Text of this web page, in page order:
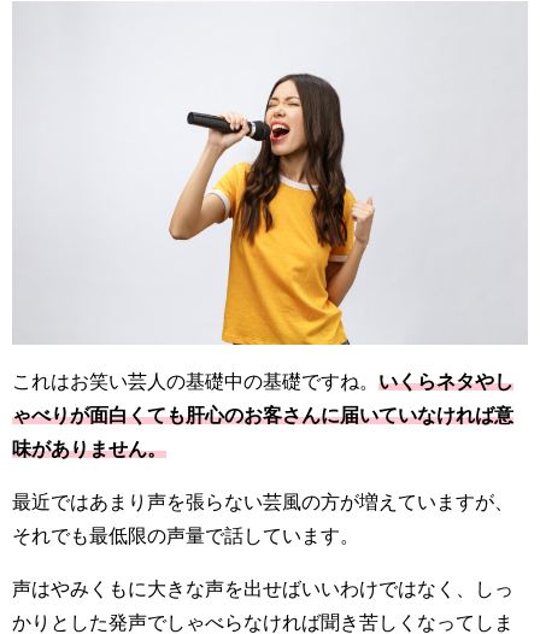
これはお笑い芸人の基礎中の基礎ですね。 いくらネタやし
ゃべりが面白くても肝心のお客さんに届いていなければ意
味がありません。
最近ではあまり声を張らない芸風の方が増えていますが、
それでも最低限の声量で話しています。
声はやみくもに大きな声を出せばいいわけではなく、しっ
かりとした発声でしゃべらなければ聞き苦しくなってしま